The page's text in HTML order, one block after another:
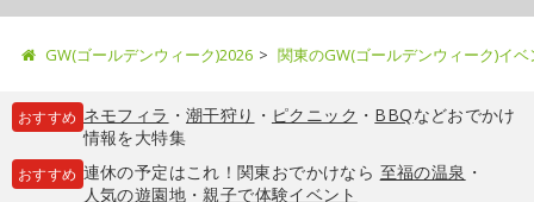
GW(ゴールデンウィーク)2026 関東のGW(ゴールデンウィーク)イ
おすすめ ネモフィラ ・ 潮干狩り ・ ピクニック ・ BBQなどおでかけ
情報を大特集
おすすめ 連休の予定はこれ！関東おでかけなら 至福の温泉 ・
人気の遊園地・親子で体験イベント